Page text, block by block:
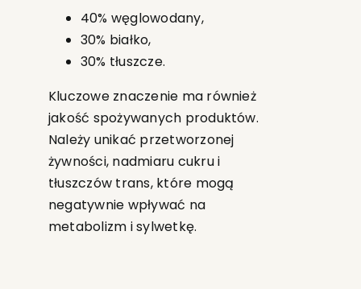
40% węglowodany,
30% białko,
30% tłuszcze.
Kluczowe znaczenie ma również
jakość spożywanych produktów.
Należy unikać przetworzonej
żywności, nadmiaru cukru i
tłuszczów trans, które mogą
negatywnie wpływać na
metabolizm i sylwetkę.